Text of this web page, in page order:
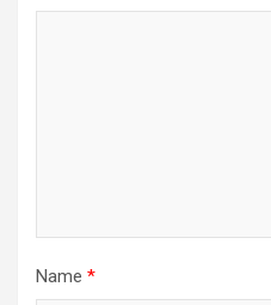
Name *